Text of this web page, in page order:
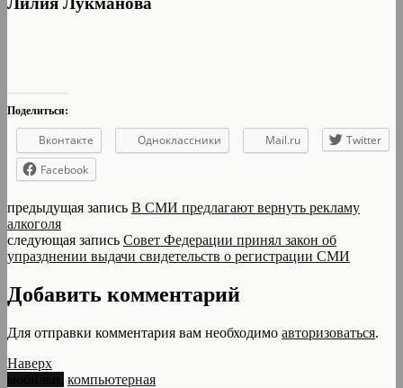
Поделиться:
Вконтакте Одноклассники Mail.ru
Twitter
Facebook
предыдущая запись В СМИ предлагают вернуть рекламу
алкоголя
следующая запись Совет Федерации принял закон об
упразднении выдачи свидетельств о регистрации СМИ
Добавить комментарий
Для отправки комментария вам необходимо авторизоваться.
Наверх
компьютерная